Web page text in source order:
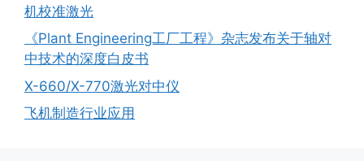
机校准激光
《Plant Engineering工厂工程》杂志发布关于轴对
中技术的深度白皮书
X-660/X-770激光对中仪
飞机制造行业应用